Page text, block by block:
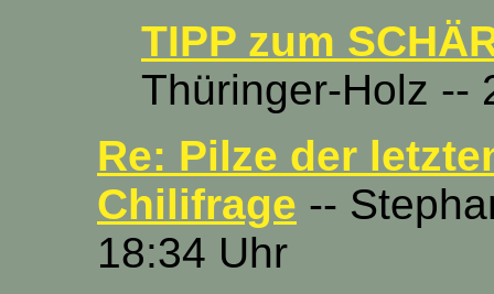
TIPP zum
Thüringer-Holz --
Re: Pilze der
Chilifrage --
18:34 Uhr